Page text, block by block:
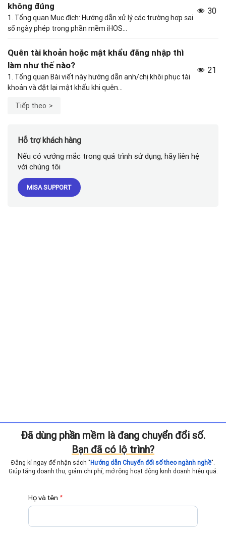
không đúng
1. Tổng quan Mục đích: Hướng dẫn xử lý các trường hợp sai
số ngày phép trong phần mềm iHOS...
30
Quên tài khoản hoặc mật khẩu đăng nhập thì
làm như thế nào?
1. Tổng quan Bài viết này hướng dẫn anh/chị khôi phục tài
khoản và đặt lại mật khẩu khi quên...
21
Tiếp theo
Hỗ trợ khách hàng
Nếu có vướng mắc trong quá trình sử dụng, hãy liên hệ
với chúng tôi
MISA SUPPORT
Đã dùng phần mềm là đang chuyển đổi số.
Bạn đã có lộ trình?
Đăng kí ngay để nhận sách "Hướng dẫn Chuyển đổi số theo ngành nghề".
Giúp tăng doanh thu, giảm chi phí, mở rộng hoạt động kinh doanh hiệu quả.
Họ và tên *